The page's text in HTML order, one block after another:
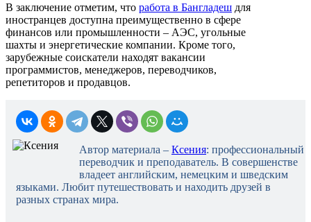
В заключение отметим, что работа в Бангладеш для
иностранцев доступна преимущественно в сфере
финансов или промышленности – АЭС, угольные
шахты и энергетические компании. Кроме того,
зарубежные соискатели находят вакансии
программистов, менеджеров, переводчиков,
репетиторов и продавцов.
Автор материала – Ксения: профессиональный
переводчик и преподаватель. В совершенстве
владеет английским, немецким и шведским
языками. Любит путешествовать и находить друзей в
разных странах мира.